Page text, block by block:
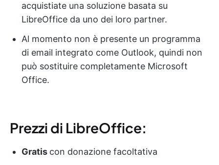
acquistiate una soluzione basata su
LibreOffice da uno dei loro partner.
Al momento non è presente un programma
di email integrato come Outlook, quindi non
può sostituire completamente Microsoft
Office.
Prezzi di LibreOffice:
Gratis con donazione facoltativa